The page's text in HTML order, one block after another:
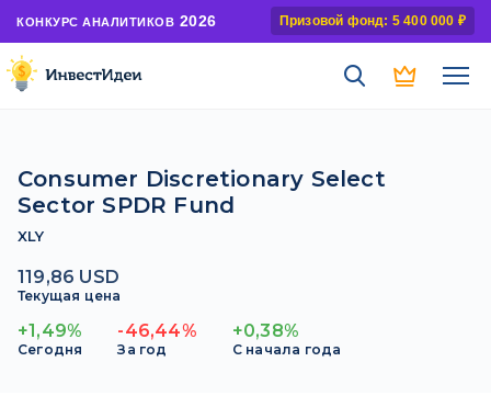
КОНКУРС АНАЛИТИКОВ 2026 Призовой фонд: 5 400 000 ₽
Consumer Discretionary Select
Sector SPDR Fund
XLY
119,86 USD
Текущая цена
+1,49%
Сегодня
-46,44%
За год
+0,38%
С начала года